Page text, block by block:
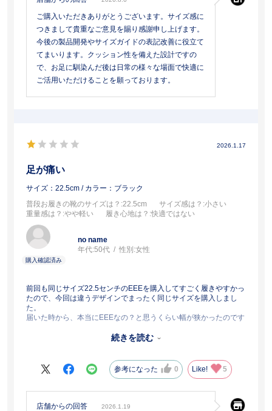
ご購入いただきありがとうございます。サイズ感に
つきまして貴重なご意見を賜り感謝申し上げます。
今後の製品開発やサイズガイドの表記改善に役立て
てまいります。クッション性を備えた設計ですの
で、お足に馴染んだ後は日常の様々な場面で快適に
ご活用いただけることを願っております。
2026.1.17
足が痛い
サイズ：22.5cm / カラー：ブラック
普段お履きの靴のサイズは？ :22.5cm サイズ感は？ :小さい
重量感は？ :やや軽い 履き心地は？ :快適ではない
no name
年代:50代 性別:女性
前回も同じサイズ22.5センチのEEEを購入してすごく履きやすかっ
たので、今回は違うデザインでまったく同じサイズを購入しまし
た。
届いた時から、本当にEEEなの？と思うくらい幅が狭かったのです
みが酷くて急遽通勤用のスニーカーに履き替えて仕事を続けまし
続きを読む
参考になった 0 Like! 5
店舗からの回答 2026.1.19